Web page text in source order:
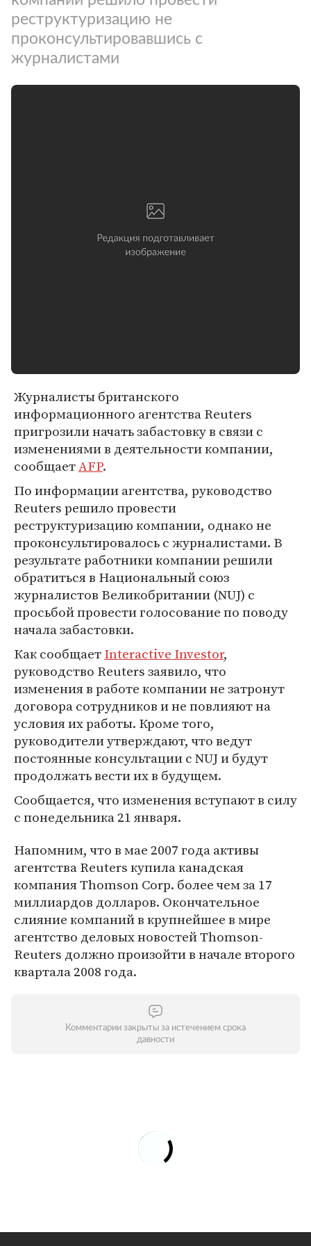
реструктуризацию не
проконсультировавшись с
журналистами
Журналисты британского
информационного агентства Reuters
пригрозили начать забастовку в связи с
изменениями в деятельности компании,
сообщаетAFP.
По информации агентства, руководство
Reuters решило провести
реструктуризацию компании, однако не
проконсультировалось с журналистами. В
результате работники компании решили
обратиться в Национальный союз
журналистов Великобритании (NUJ) с
просьбой провести голосование по поводу
начала забастовки.
Как сообщаетInteractive Investor,
руководство Reuters заявило, что
изменения в работе компании не затронут
договора сотрудников и не повлияют на
условия их работы. Кроме того,
руководители утверждают, что ведут
постоянные консультации с NUJ и будут
продолжать вести их в будущем.
Сообщается, что изменения вступают в силу
с понедельника 21 января.
Напомним, что в мае 2007 года активы
агентства Reuters купила канадская
компания Thomson Corp. более чем за 17
миллиардов долларов. Окончательное
слияние компаний в крупнейшее в мире
агентство деловых новостей Thomson-
Reuters должно произойти в начале второго
квартала 2008 года.
Комментарии закрыты за истечением срока
давности